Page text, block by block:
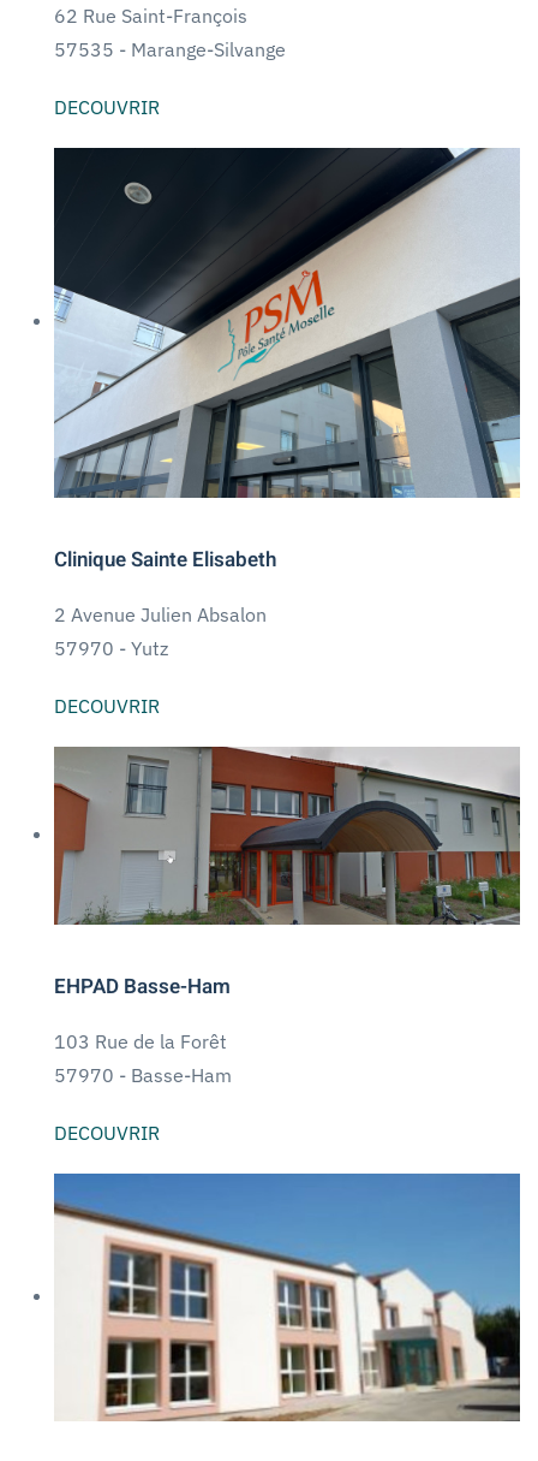
62 Rue Saint-François
57535 - Marange-Silvange
DECOUVRIR
Clinique Sainte Elisabeth
2 Avenue Julien Absalon
57970 - Yutz
DECOUVRIR
EHPAD Basse-Ham
103 Rue de la Forêt
57970 - Basse-Ham
DECOUVRIR